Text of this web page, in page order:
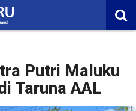
Putri Maluku
Taruna AAL